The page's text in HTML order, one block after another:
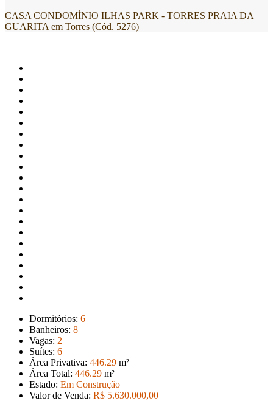
CASA CONDOMÍNIO ILHAS PARK - TORRES PRAIA DA
GUARITA em Torres (Cód. 5276)
Dormitórios: 6
Banheiros: 8
Vagas: 2
Suítes: 6
Área Privativa: 446.29 m²
Área Total: 446.29 m²
Estado: Em Construção
Valor de Venda: R$ 5.630.000,00